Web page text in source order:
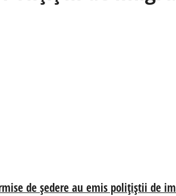
de ședere au emis polițiștii de